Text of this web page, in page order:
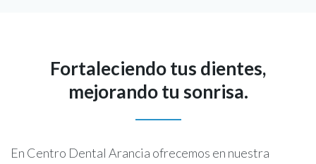
Fortaleciendo tus dientes,
mejorando tu sonrisa.
En Centro Dental Arancia ofrecemos en nuestra